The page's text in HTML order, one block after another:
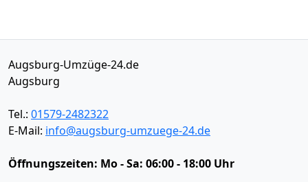
Augsburg-Umzüge-24.de
Augsburg
Tel.: 01579-2482322
E-Mail: info@augsburg-umzuege-24.de
Öffnungszeiten: Mo - Sa: 06:00 - 18:00 Uhr